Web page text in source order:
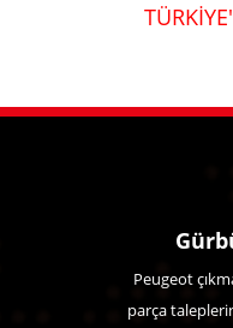
Peugeot
parça